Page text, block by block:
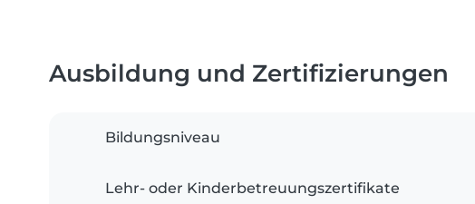
Ausbildung und Zertifizierungen
Bildungsniveau
Lehr- oder Kinderbetreuungszertifikate